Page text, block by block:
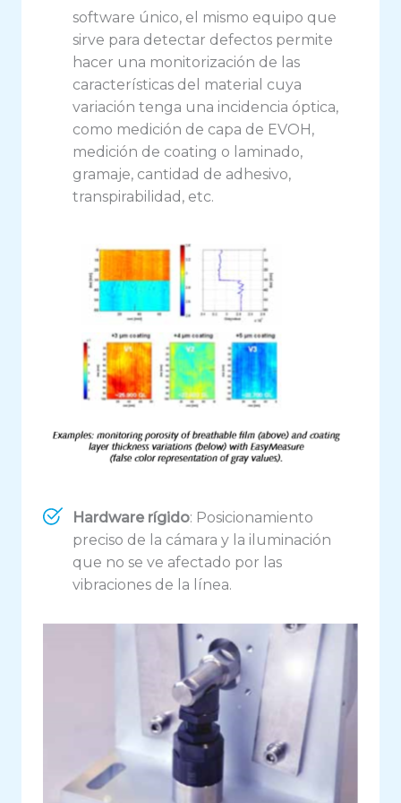
software único, el mismo equipo que
sirve para detectar defectos permite
hacer una monitorización de las
características del material cuya
variación tenga una incidencia óptica,
como medición de capa de EVOH,
medición de coating o laminado,
gramaje, cantidad de adhesivo,
transpirabilidad, etc.
Hardware rígido: Posicionamiento
preciso de la cámara y la iluminación
que no se ve afectado por las
vibraciones de la línea.